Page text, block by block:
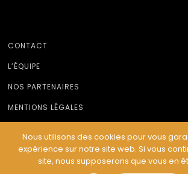
CONTACT
L’ÉQUIPE
NOS PARTENAIRES
MENTIONS LÉGALES
© Le Musicodrome 2022 - Webdesign :
Nous utilisons des cookies pour vous
expérience sur notre site web. Si vous
site, nous supposerons que vous en